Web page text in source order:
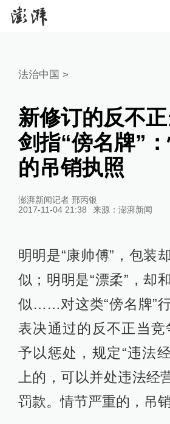
法治中国 >
新修订的反不
剑指“傍名牌”
的吊销执照
澎湃新闻记者 邢丙银
2017-11-04 21:38
来源： 澎湃新闻
明明是“康帅傅”，包装
似；明明是“漂柔”，却
似……对这类“傍名牌”
表决通过的反不正当竞
予以惩处，规定“违法
上的，可以并处违法经
罚款。情节严重的，吊销